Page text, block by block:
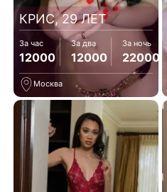
КРИС, 29 ЛЕТ
За час
12000
За два
12000
За ночь
22000
Москва